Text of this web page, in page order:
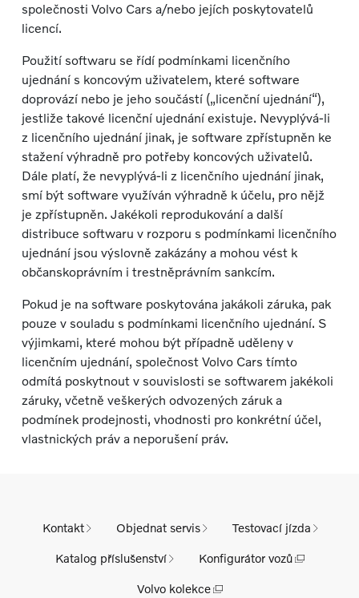
společnosti Volvo Cars a/nebo jejích poskytovatelů
licencí.
Použití softwaru se řídí podmínkami licenčního
ujednání s koncovým uživatelem, které software
doprovází nebo je jeho součástí („licenční ujednání“),
jestliže takové licenční ujednání existuje. Nevyplývá-li
z licenčního ujednání jinak, je software zpřístupněn ke
stažení výhradně pro potřeby koncových uživatelů.
Dále platí, že nevyplývá-li z licenčního ujednání jinak,
smí být software využíván výhradně k účelu, pro nějž
je zpřístupněn. Jakékoli reprodukování a další
distribuce softwaru v rozporu s podmínkami licenčního
ujednání jsou výslovně zakázány a mohou vést k
občanskoprávním i trestněprávním sankcím.
Pokud je na software poskytována jakákoli záruka, pak
pouze v souladu s podmínkami licenčního ujednání. S
výjimkami, které mohou být případně uděleny v
licenčním ujednání, společnost Volvo Cars tímto
odmítá poskytnout v souvislosti se softwarem jakékoli
záruky, včetně veškerých odvozených záruk a
podmínek prodejnosti, vhodnosti pro konkrétní účel,
vlastnických práv a neporušení práv.
Kontakt Objednat servis Testovací jízda
Katalog příslušenství Konfigurátor vozů
Volvo kolekce